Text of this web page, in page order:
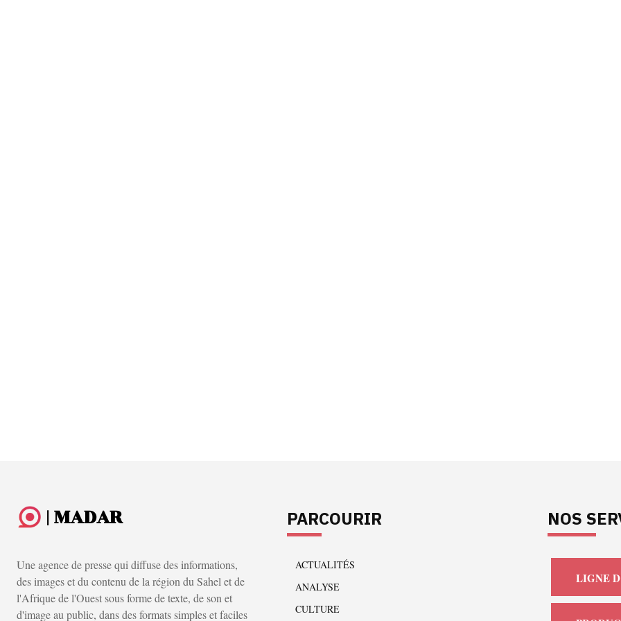
| MADAR
Une agence de presse qui diffuse des informations,
des images et du contenu de la région du Sahel et de
l'Afrique de l'Ouest sous forme de texte, de son et
d'image au public, dans des formats simples et faciles
PARCOURIR
ACTUALITÉS
ANALYSE
CULTURE
NOS
LIGNE